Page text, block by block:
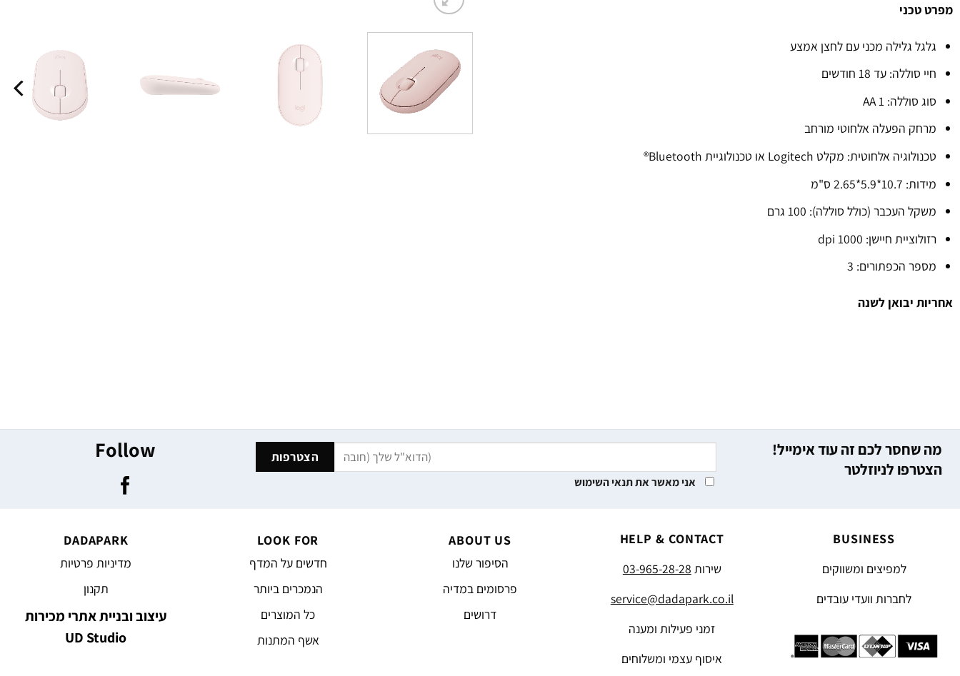
מפרט טכני
גלגל גלילה מכני עם לחצן אמצע
חיי סוללה: עד 18 חודשים
סוג סוללה: 1 AA
מרחק הפעלה אלחוטי מורחב
טכנולוגיה אלחוטית: מקלט Logitech או טכנולוגיית Bluetooth®
מידות: 10.7*5.9*2.65 ס"מ
משקל העכבר (כולל סוללה): 100 גרם
רזולוציית חיישן: 1000 dpi
מספר הכפתורים: 3
אחריות יבואן לשנה
מה שחסר לכם זה עוד אימייל!
הצטרפו לניוזלטר
אני מאשר את תנאי השימוש
Follow
BUSINESS
למפיצים ומשווקים
לחברות וועדי עובדים
HELP & CONTACT
שירות 03-965-28-28
service@dadapark.co.il
זמני פעילות ומענה
איסוף עצמי ומשלוחים
ABOUT US
הסיפור שלנו
פרסומים במדיה
דרושים
LOOK FOR
חדשים על המדף
הנמכרים ביותר
כל המוצרים
אשף המתנות
DADAPARK
מדיניות פרטיות
תקנון
עיצוב ובניית אתרי מכירות
UD Studio